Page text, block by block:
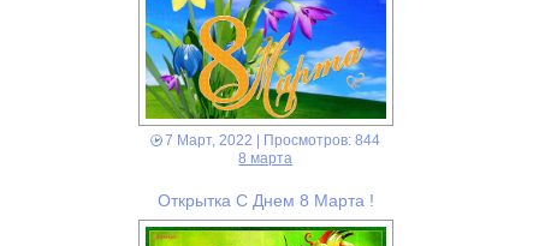
7 Март, 2022 | Просмотров: 844
8 марта
Открытка С Днем 8 Марта !